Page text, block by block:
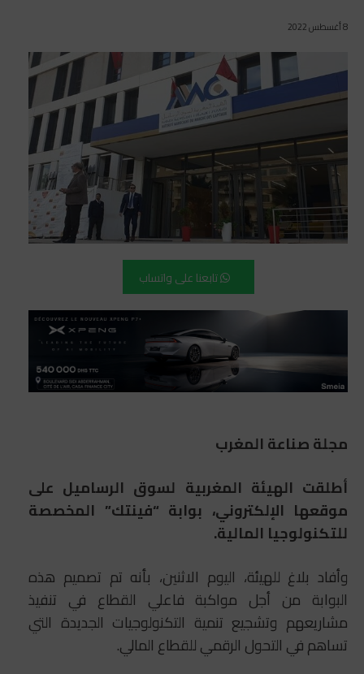
8 أغسطس 2022
تابعنا على واتساب
مجلة صناعة المغرب
أطلقت الهيئة المغربية لسوق الرساميل على
موقعها الإلكتروني، بوابة “فينتك” المخصصة
للتكنولوجيا المالية.
وأفاد بلاغ للهيئة، اليوم الاثنين، بأنه تم تصميم هذه
البوابة من أجل مواكبة فاعلي القطاع في تنفيذ
مشاريعهم وتشجيع تنمية التكنولوجيات الجديدة التي
تساهم في التحول الرقمي للقطاع المالي.